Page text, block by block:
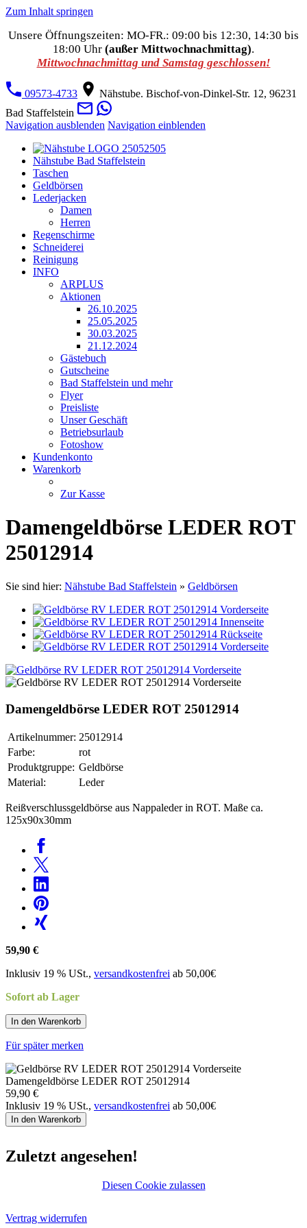
Zum Inhalt springen
Unsere Öffnungszeiten: MO-FR.: 09:00 bis 12:30, 14:30 bis
18:00 Uhr (außer Mittwochnachmittag).
Mittwochnachmittag und Samstag geschlossen!
09573-4733
Nähstube. Bischof-von-Dinkel-Str. 12, 96231
Bad Staffelstein
Navigation ausblenden Navigation einblenden
Nähstube Bad Staffelstein
Taschen
Geldbörsen
Lederjacken
Damen
Herren
Regenschirme
Schneiderei
Reinigung
INFO
ARPLUS
Aktionen
26.10.2025
25.05.2025
30.03.2025
21.12.2024
Gästebuch
Gutscheine
Bad Staffelstein und mehr
Flyer
Preisliste
Unser Geschäft
Betriebsurlaub
Fotoshow
Kundenkonto
Warenkorb
Zur Kasse
Damengeldbörse LEDER ROT
25012914
Sie sind hier: Nähstube Bad Staffelstein » Geldbörsen
Damengeldbörse LEDER ROT 25012914
Artikelnummer: 25012914
Farbe:
rot
Produktgruppe: Geldbörse
Material:
Leder
Reißverschlussgeldbörse aus Nappaleder in ROT. Maße ca.
125x90x30mm
59,90 €
Inklusiv 19 % USt., versandkostenfrei ab 50,00€
Sofort ab Lager
In den Warenkorb
Für später merken
Damengeldbörse LEDER ROT 25012914
59,90 €
Inklusiv 19 % USt., versandkostenfrei ab 50,00€
In den Warenkorb
Zuletzt angesehen!
Diesen Cookie zulassen
Vertrag widerrufen